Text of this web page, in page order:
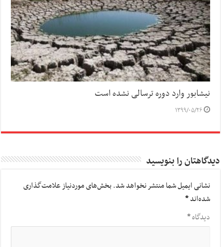
نیشابور وارد دوره ترسالی نشده است
۱۳۹۹/۰۵/۲۶
دیدگاهتان را بنویسید
نشانی ایمیل شما منتشر نخواهد شد.بخش‌های موردنیاز علامت‌گذاری
شده‌اند*
دیدگاه*